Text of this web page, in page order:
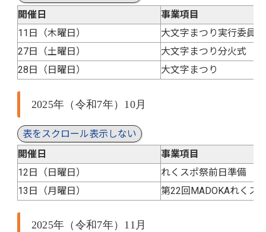
開催日
事業項目
11日（木曜日）
大文字まつり実行委員会
27日（土曜日）
大文字まつり分火式
28日（日曜日）
大文字まつり
2025年（令和7年）10月
表をスクロール表示しない
開催日
事業項目
12日（日曜日）
れくスポ祭前日準備
13日（月曜日）
第22回MADOKAれくス
2025年（令和7年）11月